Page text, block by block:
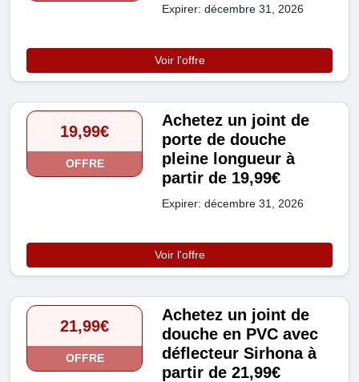
Expirer: décembre 31, 2026
Voir l'offre
19,99€
OFFRE
Achetez un joint de
porte de douche
pleine longueur à
partir de 19,99€
Expirer: décembre 31, 2026
Voir l'offre
21,99€
OFFRE
Achetez un joint de
douche en PVC avec
déflecteur Sirhona à
partir de 21,99€